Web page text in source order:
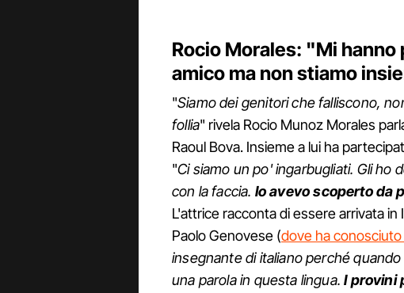
Rocio Morales: "Mi hanno
amico ma non stiamo
"Siamo dei genitori che falliscono,
follia" rivela Rocio Munoz Morales
Raoul Bova. Insieme a lui ha
"Ci siamo un po' ingarbugliati. Gli ho
con la faccia. Io avevo scoperto da
L'attrice racconta di essere arrivata
Paolo Genovese (dove ha conosciuto
insegnante di italiano perché
una parola in questa lingua.I provini